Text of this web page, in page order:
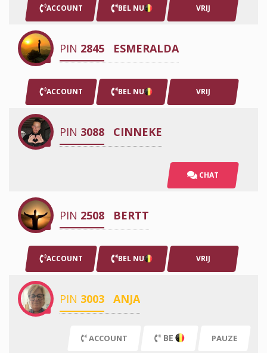
ACCOUNT BEL NU VRIJ
PIN 2845 ESMERALDA
ACCOUNT BEL NU VRIJ
PIN 3088 CINNEKE
CHAT
PIN 2508 BERTT
ACCOUNT BEL NU VRIJ
PIN 3003 ANJA
ACCOUNT BE PAUZE